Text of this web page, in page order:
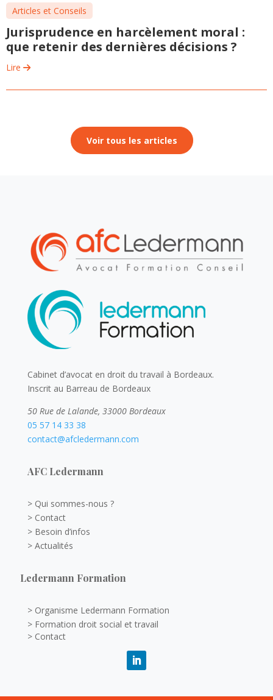
Articles et Conseils
Jurisprudence en harcèlement moral :
que retenir des dernières décisions ?
Lire
Voir tous les articles
Cabinet d’avocat en droit du travail à Bordeaux.
Inscrit au Barreau de Bordeaux
50 Rue de Lalande, 33000 Bordeaux
05 57 14 33 38
contact@afcledermann.com
AFC Ledermann
> Qui sommes-nous ?
> Contact
> Besoin d’infos
> Actualités
Ledermann Formation
> Organisme Ledermann Formation
> Formation droit social et travail
> Contact